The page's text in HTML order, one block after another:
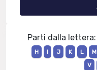
Parti dalla lettera:
H
I J K L M
V